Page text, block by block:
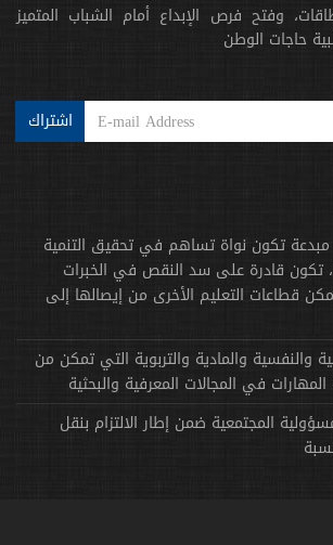
وفتح فرص الإبداع أمام الشباب المتميز
حاجات الوطن
اشتراك
مبدعة تكون نواة تساهم في تحقيق التنمية
تكون قادرة على سد النقص في الخبرات
قطاعات التعليم الأخرى من إيصالها إلى
والنفسية والمادية والتربوية التي تمكن من
المهارات في المجالات المعرفية والبحثية
المجتمعية ضمن إطار الالتزام بنقل